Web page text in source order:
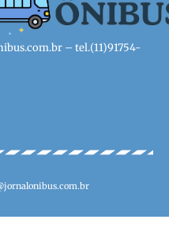
– tel.(11)91754-